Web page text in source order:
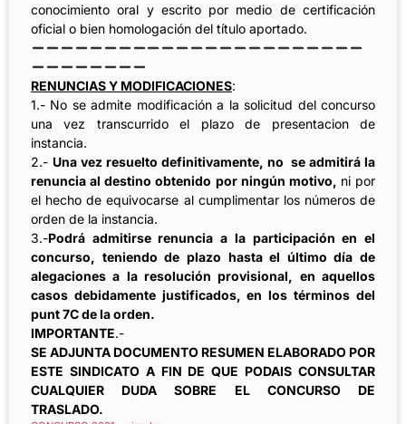
conocimiento oral y escrito por medio de certificación
oficial o bien homologación del título aportado.
RENUNCIAS Y MODIFICACIONES:
1.- No se admite modificación a la solicitud del concurso
una vez transcurrido el plazo de presentacion de
instancia.
2.- Una vez resuelto definitivamente, no se admitirá la
renuncia al destino obtenido por ningún motivo, ni por
el hecho de equivocarse al cumplimentar los números de
orden de la instancia.
3.-Podrá admitirse renuncia a la participación en el
concurso, teniendo de plazo hasta el último día de
alegaciones a la resolución provisional, en aquellos
casos debidamente justificados, en los términos del
punt 7C de la orden.
IMPORTANTE.-
SE ADJUNTA DOCUMENTO RESUMEN ELABORADO POR
ESTE SINDICATO A FIN DE QUE PODAIS CONSULTAR
CUALQUIER DUDA SOBRE EL CONCURSO DE
TRASLADO.